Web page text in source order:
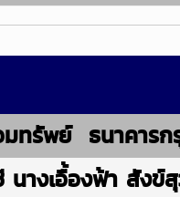
ทรัพย์ ธนาคารกรุ
างเอื้องฟ้า สังข์